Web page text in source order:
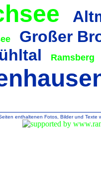
Großer
Ramsberg
enthaltenen Fotos, Bilder und